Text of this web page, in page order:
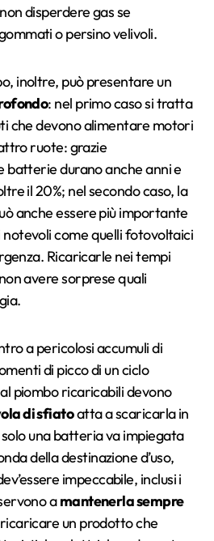
disperdere gas se
o persino velivoli.
inoltre, può presentare un
: nel primo caso si tratta
che devono alimentare motori
ruote: grazie
batterie durano anche anni e
il 20%; nel secondo caso, la
anche essere più importante
come quelli fotovoltaici
Ricaricarle nei tempi
avere sorprese quali
a pericolosi accumuli di
di picco di un ciclo
piombo ricaricabili devono
di sfiatoatta a scaricarla in
una batteria va impiegata
della destinazione d’uso,
impeccabile, inclusi i
amantenerla sempre
un prodotto che